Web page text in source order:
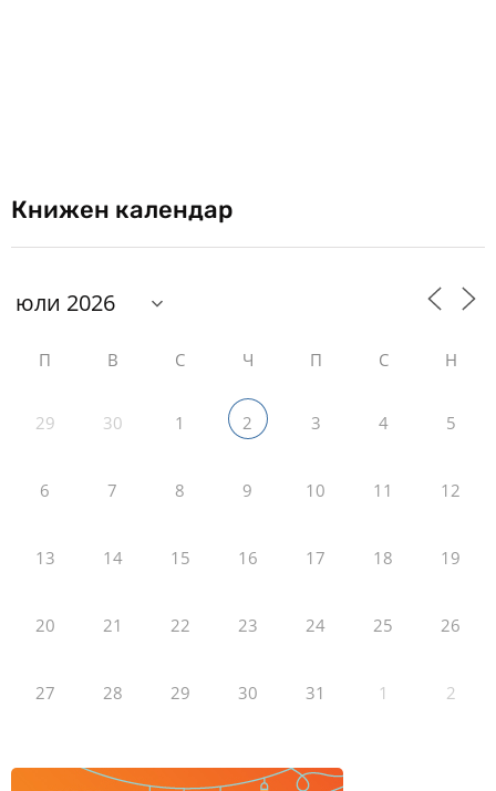
Книжен календар
П В С Ч П С Н
29 30 1 2 3 4 5
6 7 8 9 10 11 12
13 14 15 16 17 18 19
20 21 22 23 24 25 26
27 28 29 30 31 1 2